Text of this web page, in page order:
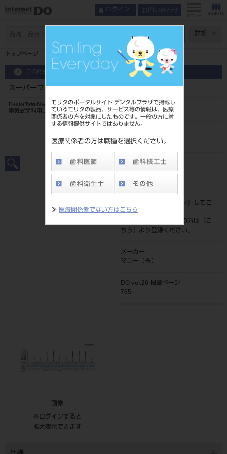
モリタのポータルサイト デンタルプラザで掲載し
ているモリタの製品、サービス等の情報は、医療
関係者の方を対象にしたものです。一般の方に対
する情報提供サイトではありません。
医療関係者の方は職種を選択ください。
≫ 医療関係者でない方はこちら
ログイン お問い合わせ
メニュー
詳細
トップページ スーパーファイル 通電性なし 21mm 6入 ＃15
この商品に関するお問い合わせ
スーパーファイル 通電性なし 21mm 6入 ＃15
Files for Twist-Move CA
電気式歯科用ファイル
20239013815
JAN/EANコード
標準価格
ログイン
』してご
覧ください。
ネット会員登録がまだの方は『
こ
ちら
』より登録ください。
メーカー
マニー（株）
DO vol.26 掲載ページ
765
画像
※ログインすると
拡大表示できます